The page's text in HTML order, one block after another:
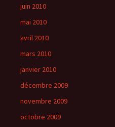
juin 2010
mai 2010
avril 2010
mars 2010
janvier 2010
décembre 2009
novembre 2009
octobre 2009